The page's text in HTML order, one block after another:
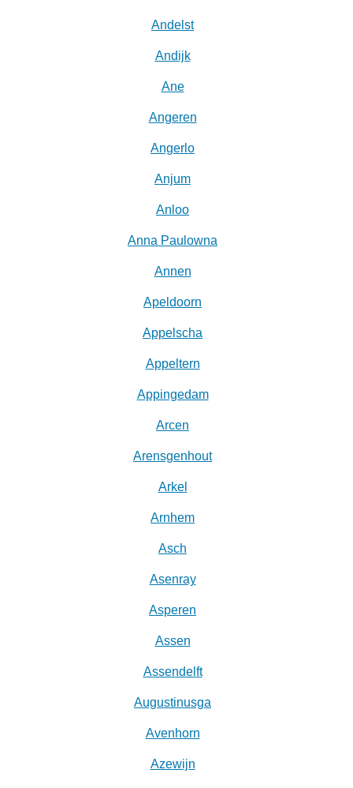
Andelst
Andijk
Ane
Angeren
Angerlo
Anjum
Anloo
Anna Paulowna
Annen
Apeldoorn
Appelscha
Appeltern
Appingedam
Arcen
Arensgenhout
Arkel
Arnhem
Asch
Asenray
Asperen
Assen
Assendelft
Augustinusga
Avenhorn
Azewijn